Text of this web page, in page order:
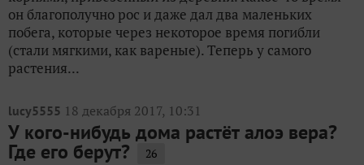
он благополучно рос и даже дал два маленьких
побега, которые через некоторое время погибли
(стали мягкими, как вареные). Теперь у самого
растения...
lucy5555 18 декабря 2017, 10:31
У кого-нибудь дома растёт алоэ вера?
Где его берут? 26